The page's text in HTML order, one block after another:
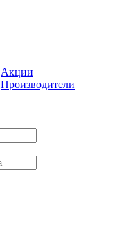
Акции
Производители